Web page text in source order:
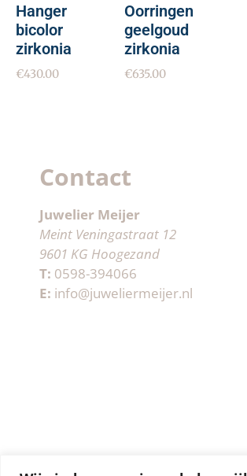
Hanger
bicolor
zirkonia
€430.00
Oorringen
geelgoud
zirkonia
€635.00
Contact
Juwelier Meijer
Meint Veningastraat 12
9601 KG Hoogezand
T: 0598-394066
E: info@juweliermeijer.nl